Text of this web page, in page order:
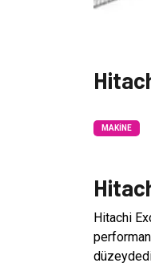
MAKINE
Hitachi